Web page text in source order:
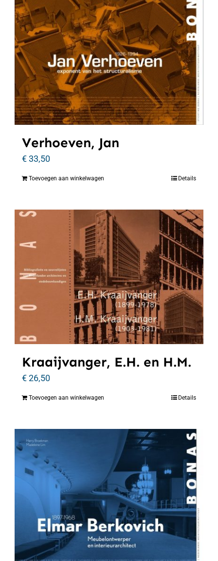
Verhoeven, Jan
€33,50
Toevoegen aan winkelwagen Details
Kraaijvanger, E.H. en H.M.
€26,50
Toevoegen aan winkelwagen Details